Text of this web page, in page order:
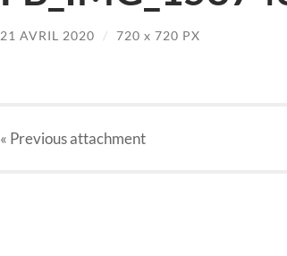
21 AVRIL 2020 / 720 x 720 PX
« Previousattachment